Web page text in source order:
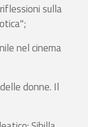
sulla
nel cinema
donne. Il